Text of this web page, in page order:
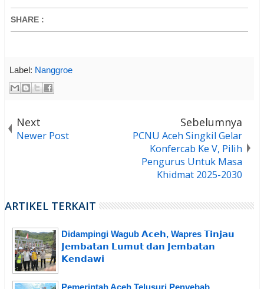
SHARE :
Label: Nanggroe
Next
Newer Post
Sebelumnya
PCNU Aceh Singkil Gelar
Konfercab Ke V, Pilih
Pengurus Untuk Masa
Khidmat 2025-2030
ARTIKEL TERKAIT
Didampingi Wagub 𝗔𝗰𝗲𝗵, Wapres 𝗧𝗶𝗻𝗷𝗮𝘂
𝗝𝗲𝗺𝗯𝗮𝘁𝗮𝗻 𝗟𝘂𝗺𝘂𝘁 𝗱𝗮𝗻 𝗝𝗲𝗺𝗯𝗮𝘁𝗮𝗻
𝗞𝗲𝗻𝗱𝗮𝘄𝗶